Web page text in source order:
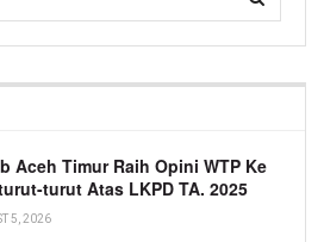
Aceh Timur Raih Opini WTP Ke
turut Atas LKPD TA. 2025
5, 2026